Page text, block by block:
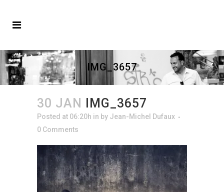
IMG_3657
30 JAN IMG_3657
Posted at 06:20h in by Jean-Michel Dufaux
0 Comments